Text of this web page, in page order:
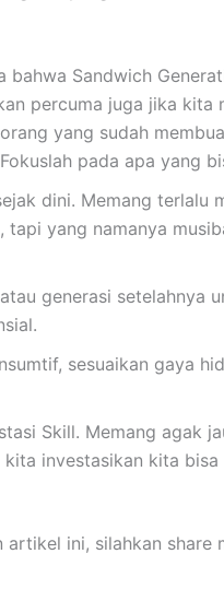
bahwa Sandwich
percuma juga jika kita
yang sudah
pada apa yang
dini. Memang terlalu
tapi yang namanya
generasi setelahnya
sesuaikan gaya
Skill. Memang agak
investasikan kita bisa
artikel ini, silahkan share